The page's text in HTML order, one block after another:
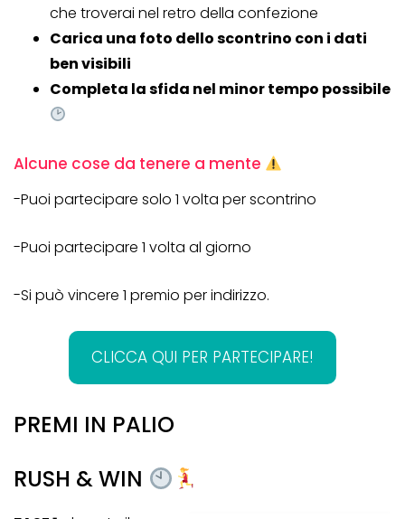
che troverai nel retro della confezione
Carica una foto dello scontrino con i dati
ben visibili
Completa la sfida nel minor tempo possibile
Alcune cose da tenere a mente
-Puoi partecipare solo 1 volta per scontrino
-Puoi partecipare 1 volta al giorno
-Si può vincere 1 premio per indirizzo.
CLICCA QUI PER PARTECIPARE!
PREMI IN PALIO
RUSH & WIN